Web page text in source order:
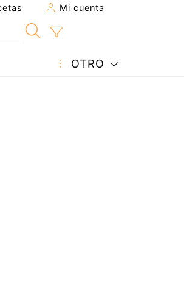
Mi cuenta
OTRO
de esta receta